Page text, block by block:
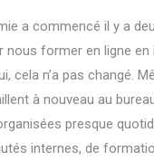
a commencé il y a
nous former en ligne en
cela n’a pas changé.
à nouveau au
presque
internes, de